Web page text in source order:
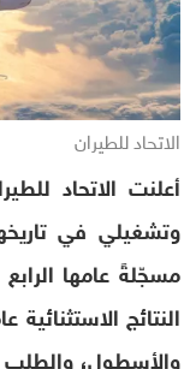
الاتحاد للطيران
أعلنت الاتحاد
مسجّلةً عامها
النتائج
والأسطول، والطلب